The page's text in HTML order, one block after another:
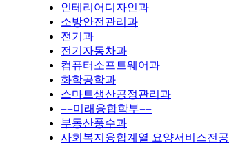
인테리어디자인과
소방안전관리과
전기과
전기자동차과
컴퓨터소프트웨어과
화학공학과
스마트생산공정관리과
==미래융합학부==
부동산풍수과
사회복지융합계열 요양서비스전공